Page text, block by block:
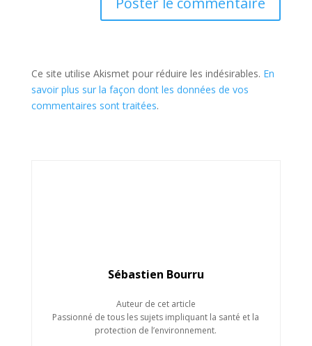
Ce site utilise Akismet pour réduire les indésirables. En
savoir plus sur la façon dont les données de vos
commentaires sont traitées.
Sébastien Bourru
Auteur de cet article
Passionné de tous les sujets impliquant la santé et la
protection de l’environnement.